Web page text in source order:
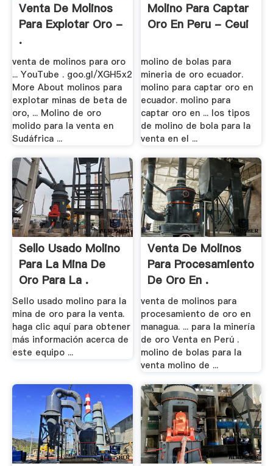
Venta De Molinos
Para Explotar Oro -
.
venta de molinos para oro
... YouTube . goo.gl/XGH5x2
More About molinos para
explotar minas de beta de
oro, ... Molino de oro
molido para la venta en
Sudáfrica ...
Molino Para Captar
Oro En Peru - Ceui
molino de bolas para
mineria de oro ecuador.
molino para captar oro en
ecuador. molino para
captar oro en ... los tipos
de molino de bola para la
venta en el ...
Sello Usado Molino
Para La Mina De
Oro Para La .
Sello usado molino para la
mina de oro para la venta.
haga clic aquí para obtener
más información acerca de
este equipo ...
Venta De Molinos
Para Procesamiento
De Oro En .
venta de molinos para
procesamiento de oro en
managua. ... para la minería
de oro Venta en Perú .
molino de bolas para la
venta molino de ...